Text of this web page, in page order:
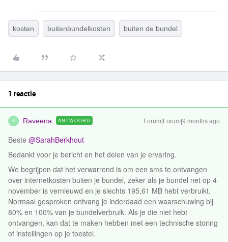
kosten buitenbundelkosten buiten de bundel
1 reactie
R Raveena ANTWOORD Forum|Forum|9 months ago
Beste ​ @SarahBerkhout
Bedankt voor je bericht en het delen van je ervaring.
We begrijpen dat het verwarrend is om een sms te ontvangen
over internetkosten buiten je bundel, zeker als je bundel net op 4
november is vernieuwd en je slechts 195,61 MB hebt verbruikt.
Normaal gesproken ontvang je inderdaad een waarschuwing bij
80% en 100% van je bundelverbruik. Als je die niet hebt
ontvangen, kan dat te maken hebben met een technische storing
of instellingen op je toestel.